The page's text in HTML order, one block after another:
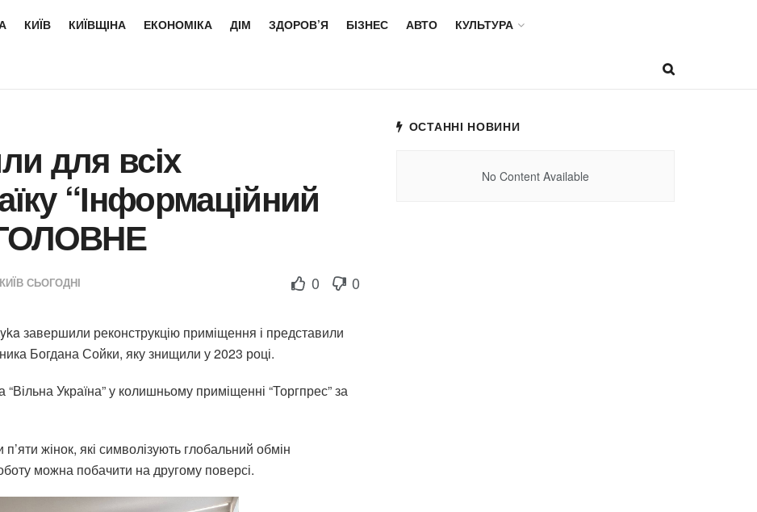
КИЇВ КИЇВЩІНА ЕКОНОМІКА ДІМ ЗДОРОВ’Я БІЗНЕС АВТО КУЛЬТУРА
для всіх
“Інформаційний
КИЇВ СЬОГОДНІ 0 0
завершили реконструкцію приміщення і представили
Богдана Сойки, яку знищили у 2023 році.
Україна” у колишньому приміщенні “Торгпрес” за
жінок, які символізують глобальний обмін
можна побачити на другому поверсі.
ОСТАННІ НОВИНИ
No Content Available